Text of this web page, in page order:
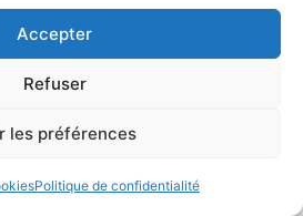
Accepter
Refuser
les préférences
Politique de confidentialité
Marché aux vins